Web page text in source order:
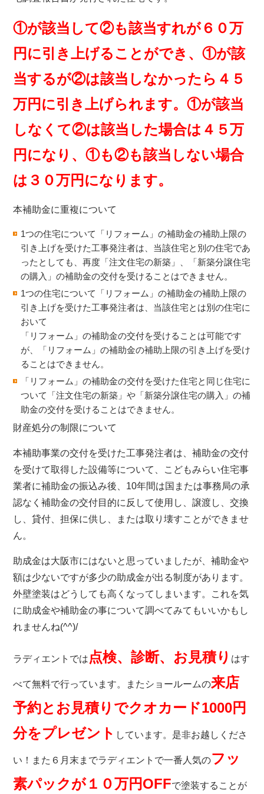
①が該当して②も該当すれが６０万
円に引き上げることができ、①が該
当するが②は該当しなかったら４５
万円に引き上げられます。①が該当
しなくて②は該当した場合は４５万
円になり、①も②も該当しない場合
は３０万円になります。
本補助金に重複について
1つの住宅について「リフォーム」の補助金の補助上限の
引き上げを受けた工事発注者は、当該住宅と別の住宅であ
ったとしても、再度「注文住宅の新築」、「新築分譲住宅
の購入」の補助金の交付を受けることはできません。
1つの住宅について「リフォーム」の補助金の補助上限の
引き上げを受けた工事発注者は、当該住宅とは別の住宅に
おいて
「リフォーム」の補助金の交付を受けることは可能です
が、「リフォーム」の補助金の補助上限の引き上げを受け
ることはできません。
「リフォーム」の補助金の交付を受けた住宅と同じ住宅に
ついて「注文住宅の新築」や「新築分譲住宅の購入」の補
助金の交付を受けることはできません。
財産処分の制限について
本補助事業の交付を受けた工事発注者​は、補助金の交付
を受けて取得した設備等について、こどもみらい住宅事
業者に補助金の振込み後、10年間は国または事務局の承
認なく補助金の交付目的に反して使用し、譲渡し、交換
し、貸付、担保に供し、または取り壊すことができませ
ん。
助成金は大阪市にはないと思っていましたが、補助金や
額は少ないですが多少の助成金が出る制度があります。
外壁塗装はどうしても高くなってしまいます。これを気
に助成金や補助金の事について調べてみてもいいかもし
れませんね(^^)/
ラディエントでは 点検、診断、お見積り はす
べて無料で行っています。またショールームの来店
予約とお見積りでクオカード1000円
分をプレゼント しています。是非お越しくださ
い！また６月末までラディエントで一番人気のフッ
素パックが１０万円OFFで塗装することが